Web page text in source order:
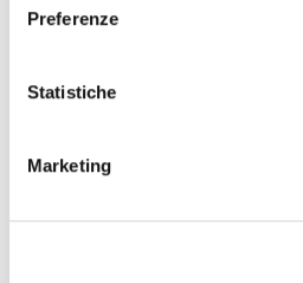
Preferenze
Statistiche
Marketing